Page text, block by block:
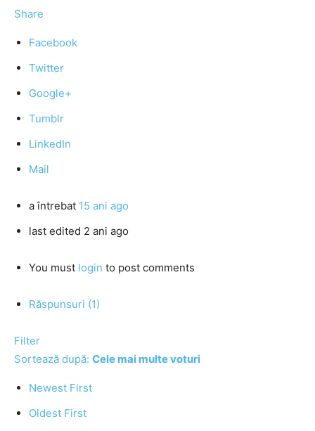
Share
Facebook
Twitter
Google+
Tumblr
LinkedIn
Mail
a întrebat 15 ani ago
last edited 2 ani ago
You must login to post comments
Răspunsuri (1)
Filter
Sortează după: Cele mai multe voturi
Newest First
Oldest First